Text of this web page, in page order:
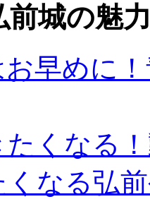
城の魅
早めに
くなる
なる弘